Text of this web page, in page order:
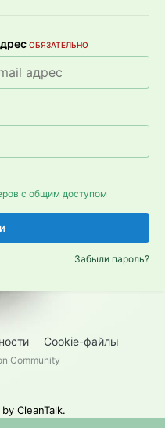
ОБЯЗАТЕЛЬНО
с общим доступом
Забыли пароль?
Cookie-файлы
Community
CleanTalk.